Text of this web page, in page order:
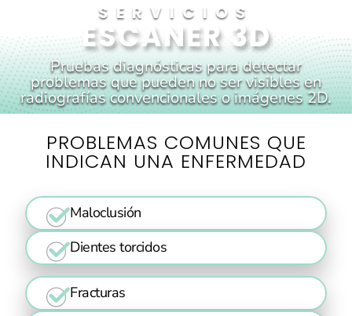
SERVICIOS
ESCANER 3D
Pruebas diagnósticas para detectar
problemas que pueden no ser visibles en
radiografías convencionales o imágenes 2D.
PROBLEMAS COMUNES QUE
INDICAN UNA ENFERMEDAD
Maloclusión
Dientes torcidos
Fracturas